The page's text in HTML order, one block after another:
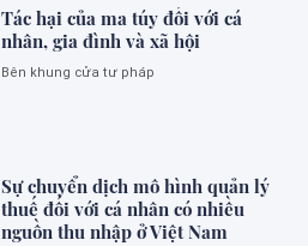
Tác hại của ma túy đối với cá
nhân, gia đình và xã hội
Bên khung cửa tư pháp
Sự chuyển dịch mô hình quản lý
thuế đối với cá nhân có nhiều
nguồn thu nhập ở Việt Nam